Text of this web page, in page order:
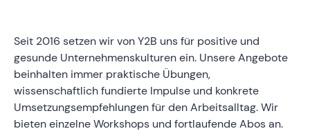
Seit 2016 setzen wir von Y2B uns für positive und
gesunde Unternehmenskulturen ein. Unsere Angebote
beinhalten immer praktische Übungen,
wissenschaftlich fundierte Impulse und konkrete
Umsetzungsempfehlungen für den Arbeitsalltag. Wir
bieten einzelne Workshops und fortlaufende Abos an.